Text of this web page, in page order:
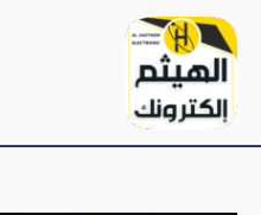
تخطي
المحتوى